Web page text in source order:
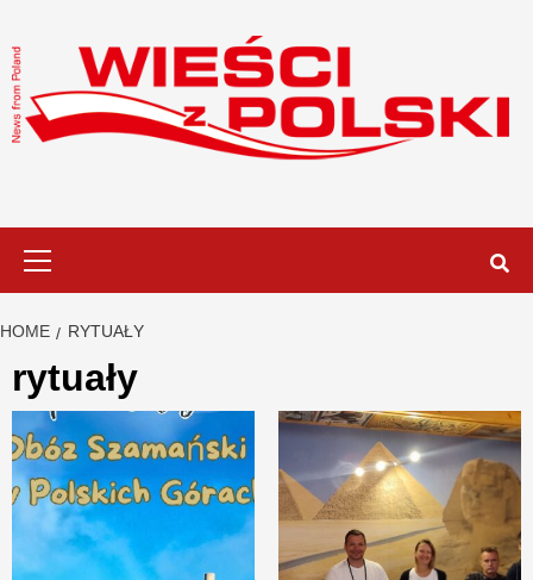
to
content
HOME RYTUAŁY
rytuały